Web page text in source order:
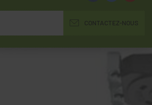
CONTACTEZ-NOUS